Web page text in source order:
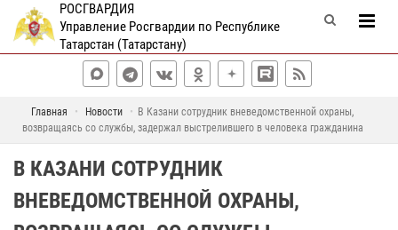
РОСГВАРДИЯ
Управление Росгвардии по Республике
Татарстан (Татарстану)
Главная Новости
В Казани сотрудник вневедомственной охраны,
возвращаясь со службы, задержал выстрелившего в человека гражданина
В КАЗАНИ СОТРУДНИК
ВНЕВЕДОМСТВЕННОЙ ОХРАНЫ,